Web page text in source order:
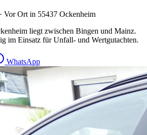
Vor Ort in 55437 Ockenheim
liegt zwischen Bingen und Mainz.
im Einsatz für Unfall- und Wertgutachten.
WhatsApp